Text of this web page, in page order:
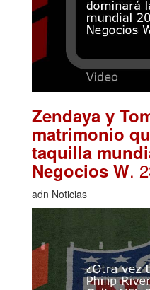
Zendaya y
matrimonio
taquilla
Negocios W.
adn Noticias